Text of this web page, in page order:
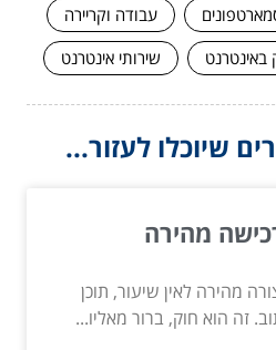
עבודה וקריירה
באינטרנט שירותי אינטרנט
שיוכלו לעזור...
מהירה
מהירה לאין שיעור, תוכן
זה הוא חוק, ברור מאליו...